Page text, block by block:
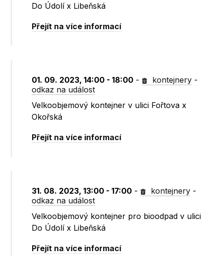
Do Údolí x Libeňská
Přejít na více informací
01. 09. 2023, 14:00 - 18:00 - kontejnery -
odkaz na událost
Velkoobjemový kontejner v ulici Fořtova x
Okořská
Přejít na více informací
31. 08. 2023, 13:00 - 17:00 - kontejnery -
odkaz na událost
Velkoobjemový kontejner pro bioodpad v ulici
Do Údolí x Libeňská
Přejít na více informací